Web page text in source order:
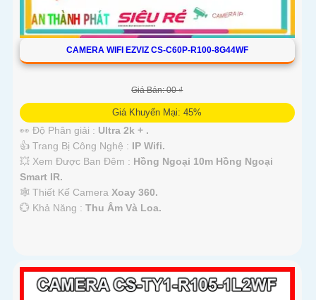
CAMERA WIFI EZVIZ CS-C60P-R100-8G44WF
Giá Bán: 00 ₫
Giá Khuyến Mại: 45%
👀 Độ Phân giải : Ultra 2k + .
👍 Trang Bị Công Nghệ : IP Wifi.
💥 Xem Được Ban Đêm : Hồng Ngoại 10m Hồng Ngoại
Smart IR.
🕸️ Thiết Kế Camera Xoay 360.
️💮 Khả Năng : Thu Âm Và Loa.